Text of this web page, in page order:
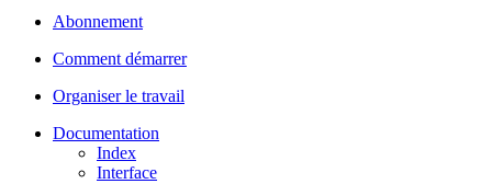
Abonnement
Comment démarrer
Organiser le travail
Documentation
Index
Interface